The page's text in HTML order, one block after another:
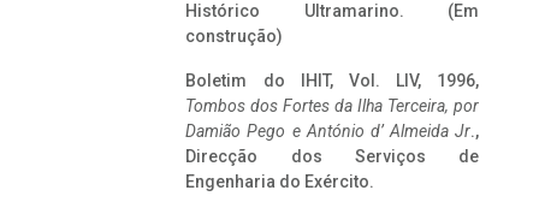
Histórico Ultramarino. (Em
construção)
Boletim do IHIT, Vol. LIV, 1996,
Tombos dos Fortes da Ilha Terceira, por
Damião Pego e António d’ Almeida Jr.,
Direcção dos Serviços de
Engenharia do Exército.